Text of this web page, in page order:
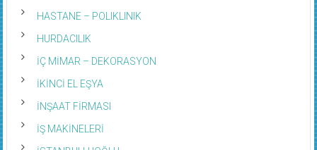
HASTANE – POLIKLINIK
HURDACILIK
İÇ MİMAR – DEKORASYON
İKİNCİ EL EŞYA
İNŞAAT FİRMASI
İŞ MAKİNELERİ